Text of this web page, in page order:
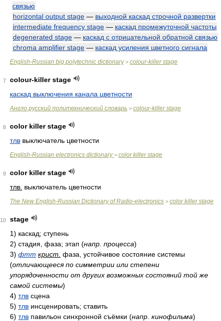
связью
horizontal output stage — выходной каскад строчной развертки
intermediate frequency stage — каскад промежуточной частоты
degenerated stage — каскад с отрицательной обратной связью
chroma amplifier stage — каскад усиления цветного сигнала
English-Russian big polytechnic dictionary> colour-killer stage
7
colour-killer stage
каскад выключения канала цветности
Англо русский политехнический словарь > colour-killer stage
8
color killer stage
тлв выключатель цветности
English-Russian electronics dictionary> color killer stage
9
color killer stage
тлв. выключатель цветности
The New English-Russian Dictionary of Radio-electronics > color killer stage
10
stage
1) каскад; ступень
2) стадия, фаза; этап (напр. процесса)
3) фтт крист. фаза, устойчивое состояние системы
(отличающееся по симметрии или степени
упорядоченности от других возможных состояний той же
самой системы)
4) тлв сцена
5) тлв инсценировать; ставить
6) тлв павильон синхронной съёмки (напр. кинофильма)